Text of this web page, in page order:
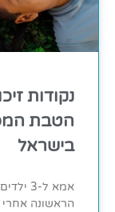
נקודות
הטבת
בישראל
אמא